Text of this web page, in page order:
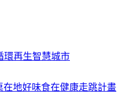
環再生智慧城市
在地好味食在健康走跳計畫